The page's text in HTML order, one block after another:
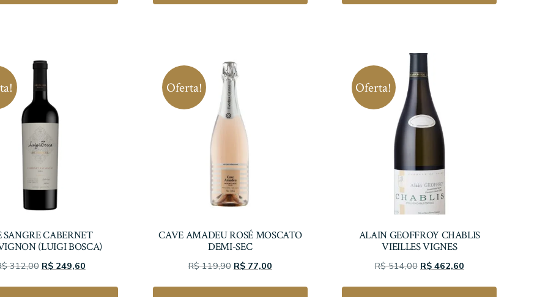
R$ 831,00.R$ 581,70.
R$ 166,00.R$ 132,80.
R$ 172,00.R$ 135,00.
SANGRE CABERNET
(LUIGI BOSCA)
312,00 O
R$249,60O
Oferta!
CAVE AMADEU ROSÉ MOSCATO
DEMI-SEC
R$119,90 O
R$77,00O
Oferta!
ALAIN GEOFFROY CHABLIS
VIEILLES VIGNES
R$514,00 O
R$462,60O